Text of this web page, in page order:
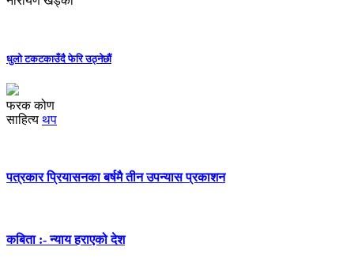
धुलो टकटकाउँदै फेरि उठ्नेछौं
फरक कोण
साहित्य थप
पत्रकार प्रियासनका बर्षमै तीन उपन्यास प्रकाशन
कबिता :- न्याय हराएको देश